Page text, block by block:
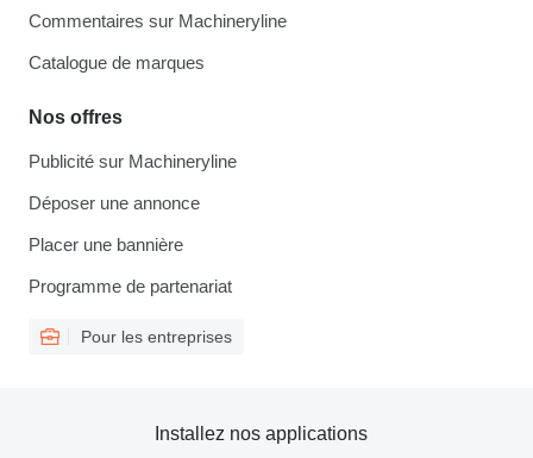
Commentaires sur Machineryline
Catalogue de marques
Nos offres
Publicité sur Machineryline
Déposer une annonce
Placer une bannière
Programme de partenariat
Pour les entreprises
Installez nos applications